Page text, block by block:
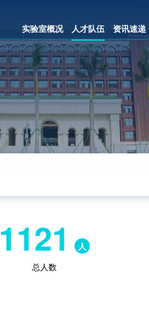
实验室概况
人才队伍 资讯速递
1121
人
总人数